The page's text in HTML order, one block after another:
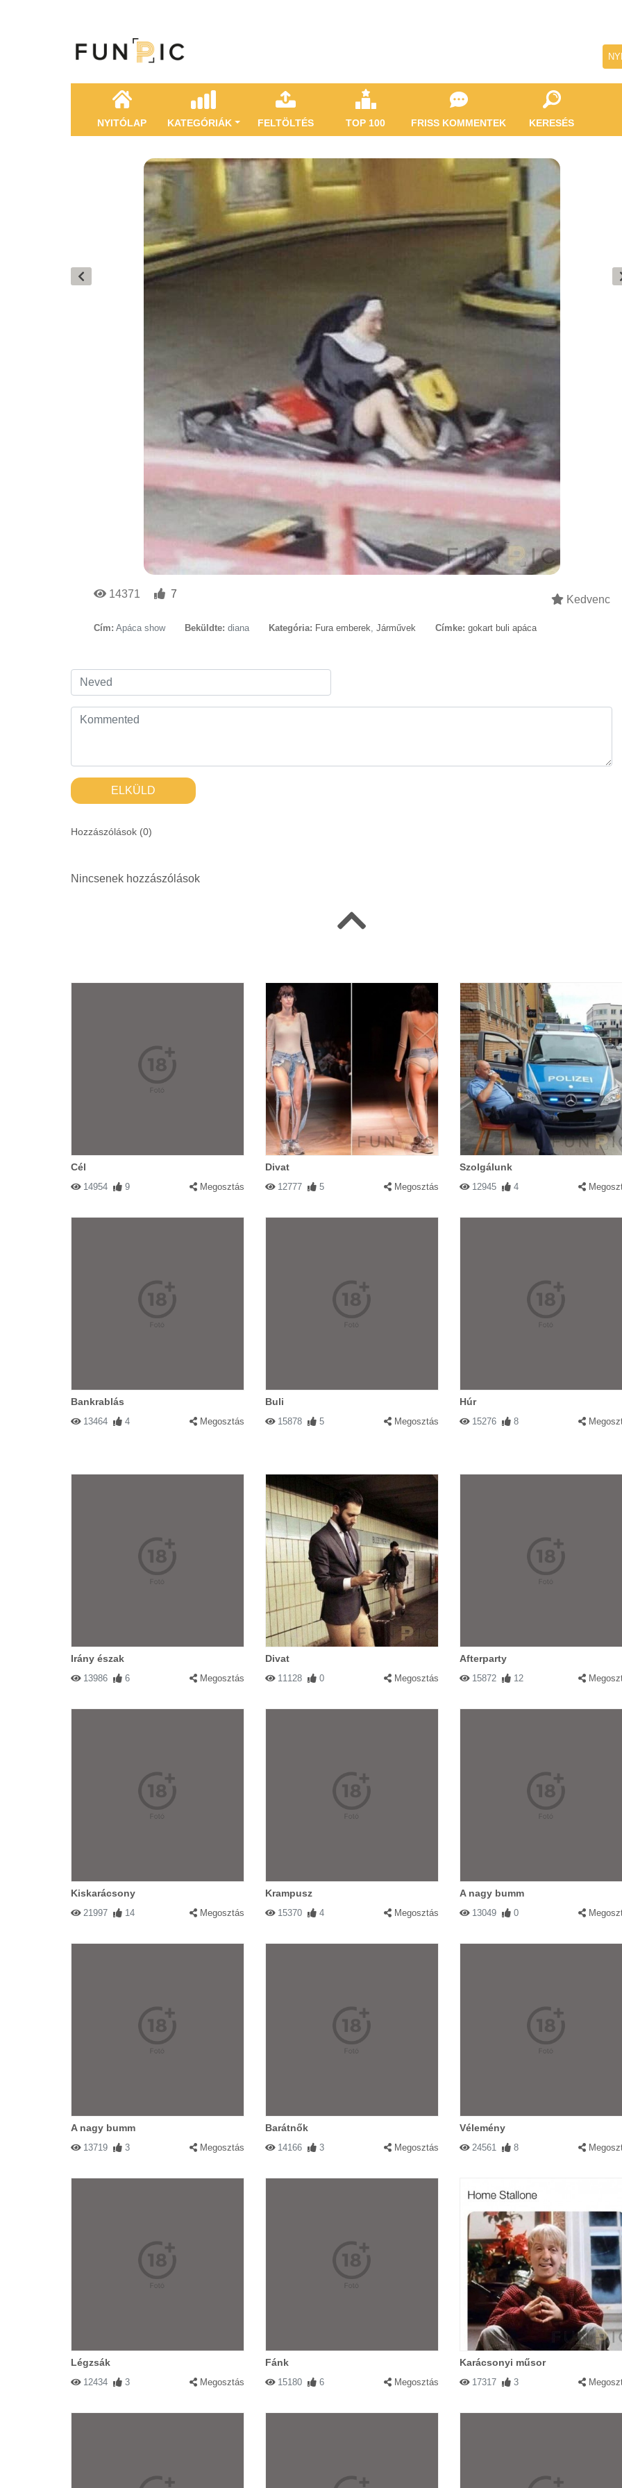
NYITÓLAP KATEGÓRIÁK FELTÖLTÉS TOP 100 FRISS KOMMENTEK KERESÉS
14371 7 Kedvenc
Cím: Apáca show Beküldte: diana Kategória: Fura emberek, Járművek Címke: gokart buli apáca
ELKÜLD
Hozzászólások (0)
Nincsenek hozzászólások
Cél
14954 9 Megosztás
Divat
12777 5 Megosztás
Szolgálunk
12945 4
Bankrablás
13464 4 Megosztás
Buli
15878 5 Megosztás
Húr
15276 8
Irány észak
13986 6 Megosztás
Divat
11128 0 Megosztás
Afterparty
15872 12
Kiskarácsony
21997 14 Megosztás
Krampusz
15370 4 Megosztás
A nagy bumm
13049 0
A nagy bumm
13719 3 Megosztás
Barátnők
14166 3 Megosztás
Vélemény
24561 8
Légzsák
12434 3 Megosztás
Fánk
15180 6 Megosztás
Karácsonyi műsor
17317 3